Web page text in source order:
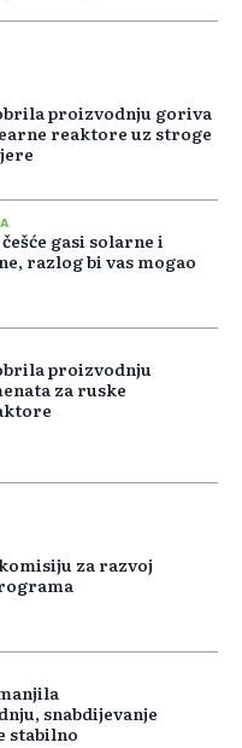
proizvodnju goriva
reaktore uz stroge
gasi solarne i
razlog bi vas mogao
proizvodnju
za ruske
za razvoj
snabdijevanje
stabilno